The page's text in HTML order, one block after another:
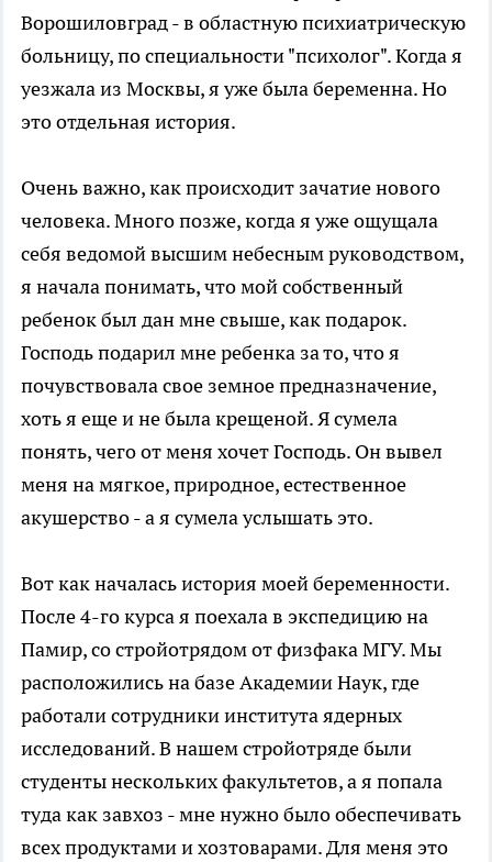
Ворошиловград - в областную психиатрическую
больницу, по специальности "психолог". Когда я
уезжала из Москвы, я уже была беременна. Но
это отдельная история.
Очень важно, как происходит зачатие нового
человека. Много позже, когда я уже ощущала
себя ведомой высшим небесным руководством,
я начала понимать, что мой собственный
ребенок был дан мне свыше, как подарок.
Господь подарил мне ребенка за то, что я
почувствовала свое земное предназначение,
хоть я еще и не была крещеной. Я сумела
понять, чего от меня хочет Господь. Он вывел
меня на мягкое, природное, естественное
акушерство - а я сумела услышать это.
Вот как началась история моей беременности.
После 4-го курса я поехала в экспедицию на
Памир, со стройотрядом от физфака МГУ. Мы
расположились на базе Академии Наук, где
работали сотрудники института ядерных
исследований. В нашем стройотряде были
студенты нескольких факультетов, а я попала
туда как завхоз - мне нужно было обеспечивать
всех продуктами и хозтоварами. Для меня это